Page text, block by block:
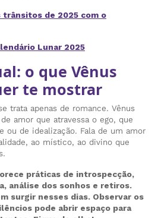
trânsitos de 2025 com o
Lunar 2025
o que Vênus
te mostrar
trata apenas de romance. Vênus
amor que atravessa o ego, que
ou de idealização. Fala de um amor
ao místico, ao divino que
práticas de introspecção,
análise dos sonhos e retiros.
surgir nesses dias. Observar os
pode abrir espaço para